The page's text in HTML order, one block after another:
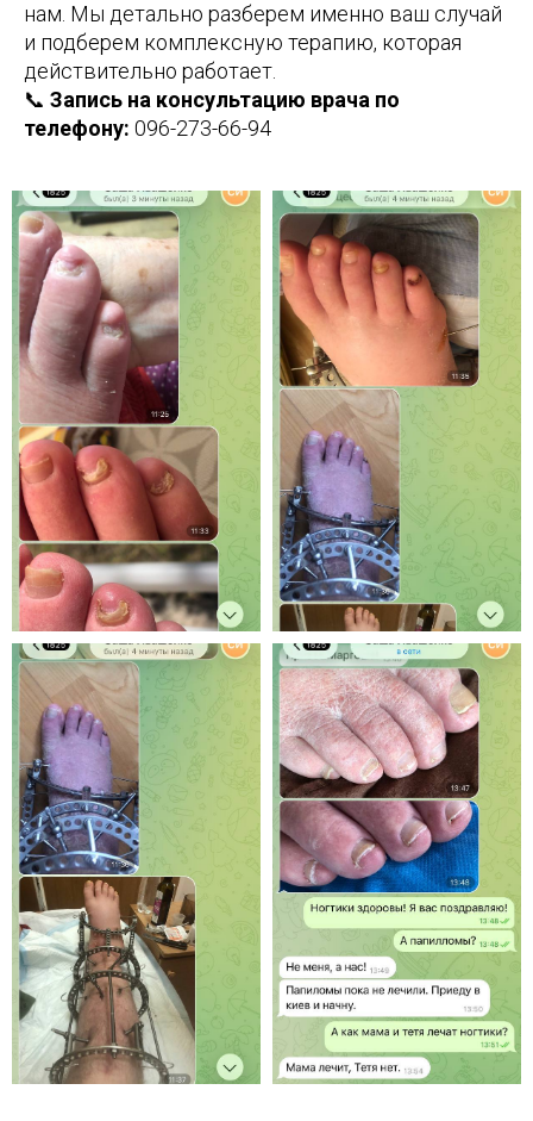
нам. Мы детально разберем именно ваш случай
и подберем комплексную терапию, которая
действительно работает.
📞 Запись на консультацию врача по
телефону: 096-273-66-94